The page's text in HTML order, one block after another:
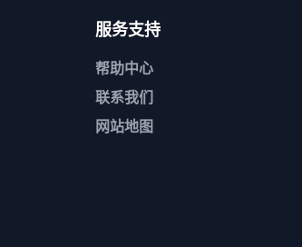
服务支持
帮助中心
联系我们
网站地图